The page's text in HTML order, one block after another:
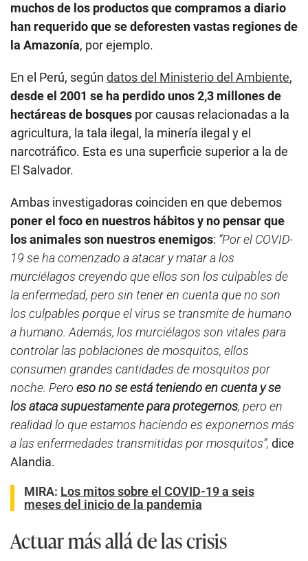
muchos de los productos que compramos a diario
han requerido que se deforesten vastas regiones de
la Amazonía, por ejemplo.
En el Perú, según datos del Ministerio del Ambiente,
desde el 2001 se ha perdido unos 2,3 millones de
hectáreas de bosques por causas relacionadas a la
agricultura, la tala ilegal, la minería ilegal y el
narcotráfico. Esta es una superficie superior a la de
El Salvador.
Ambas investigadoras coinciden en que debemos
poner el foco en nuestros hábitos y no pensar que
los animales son nuestros enemigos: “Por el COVID-
19 se ha comenzado a atacar y matar a los
murciélagos creyendo que ellos son los culpables de
la enfermedad, pero sin tener en cuenta que no son
los culpables porque el virus se transmite de humano
a humano. Además, los murciélagos son vitales para
controlar las poblaciones de mosquitos, ellos
consumen grandes cantidades de mosquitos por
noche. Pero eso no se está teniendo en cuenta y se
los ataca supuestamente para protegernos, pero en
realidad lo que estamos haciendo es exponernos más
a las enfermedades transmitidas por mosquitos”, dice
Alandia.
MIRA: Los mitos sobre el COVID-19 a seis
meses del inicio de la pandemia
Actuar más allá de las crisis